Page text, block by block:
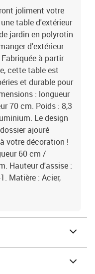
joliment votre
table d'extérieur
jardin en polyrotin
d'extérieur
à partir
cette table est
et durable pour
: longueur
70 cm. Poids : 8,3
Le design
ajouré
votre décoration !
60 cm /
Hauteur d'assise :
Matière : Acier,